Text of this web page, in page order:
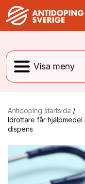
Antidoping startsida /
Idrottare får
dispens